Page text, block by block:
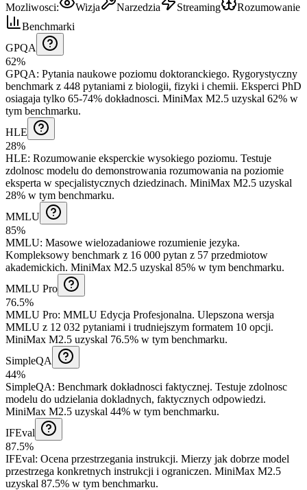
Mozliwosci: Wizja Narzedzia Streaming
Rozumowanie
Benchmarki
GPQA
62%
GPQA: Pytania naukowe poziomu doktoranckiego. Rygorystyczny
benchmark z 448 pytaniami z biologii, fizyki i chemii. Eksperci PhD
osiagaja tylko 65-74% dokładnosci. MiniMax M2.5 uzyskal 62% w
tym benchmarku.
HLE
28%
HLE: Rozumowanie eksperckie wysokiego poziomu. Testuje
zdolnosc modelu do demonstrowania rozumowania na poziomie
eksperta w specjalistycznych dziedzinach. MiniMax M2.5 uzyskal
28% w tym benchmarku.
MMLU
85%
MMLU: Masowe wielozadaniowe rozumienie jezyka.
Kompleksowy benchmark z 16 000 pytan z 57 przedmiotow
akademickich. MiniMax M2.5 uzyskal 85% w tym benchmarku.
MMLU Pro
76.5%
MMLU Pro: MMLU Edycja Profesjonalna. Ulepszona wersja
MMLU z 12 032 pytaniami i trudniejszym formatem 10 opcji.
MiniMax M2.5 uzyskal 76.5% w tym benchmarku.
SimpleQA
44%
SimpleQA: Benchmark dokładnosci faktycznej. Testuje zdolnosc
modelu do udzielania dokladnych, faktycznych odpowiedzi.
MiniMax M2.5 uzyskal 44% w tym benchmarku.
IFEval
87.5%
IFEval: Ocena przestrzegania instrukcji. Mierzy jak dobrze model
przestrzega konkretnych instrukcji i ograniczen. MiniMax M2.5
uzyskal 87.5% w tym benchmarku.